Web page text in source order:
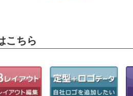
こちら